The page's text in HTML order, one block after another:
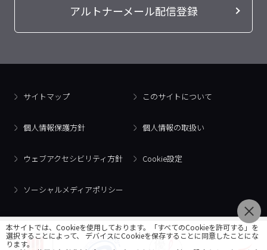
アルトナーメール配信登録
サイトマップ このサイトについて
個人情報保護方針 個人情報の取扱い
ウェブアクセシビリティ方針 Cookie設定
ソーシャルメディアポリシー
本サイトでは、Cookieを使用しております。「すべてのCookieを許可する」を
選択することによって、 デバイスにCookieを保存することに同意したことにな
ります。